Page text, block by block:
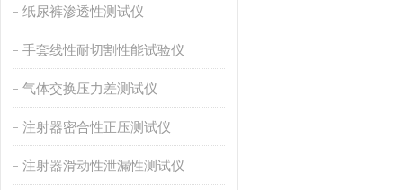
纸尿裤渗透性测试仪
手套线性耐切割性能试验仪
气体交换压力差测试仪
注射器密合性正压测试仪
注射器滑动性泄漏性测试仪